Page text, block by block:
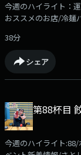
たいと夢見る「ケニ
たい国」の「マック
藤栞里がそれに刺激
今週のハイライト：
おススメのお店/冷麺
radikoアプリなら過去
https://radiko.jp/
ほかほかSunday「エ
栞里がそれに答えな
「ほかさん」でお願
たい国」の「マック
38分
シェア
第88杯目
今週のハイライト